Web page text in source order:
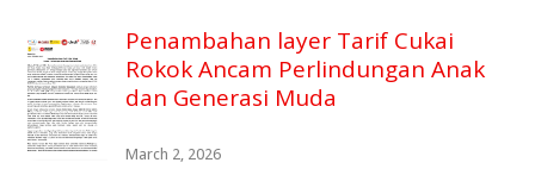
Penambahan layer Tarif Cukai
Rokok Ancam Perlindungan Anak
dan Generasi Muda
March 2, 2026